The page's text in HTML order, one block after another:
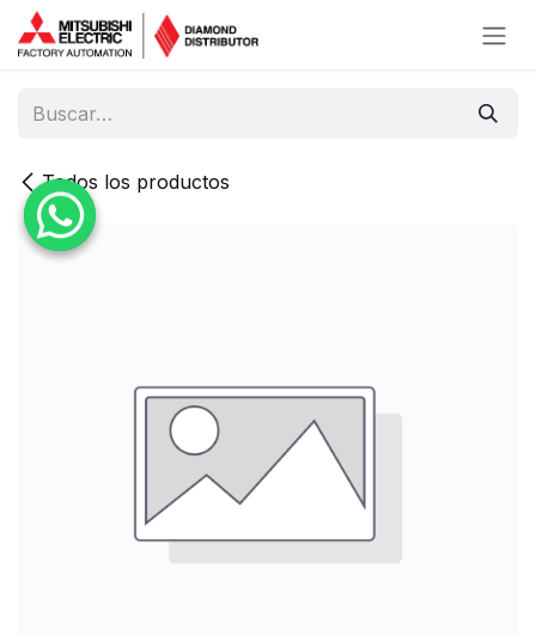
Ir al contenido
Todos los productos